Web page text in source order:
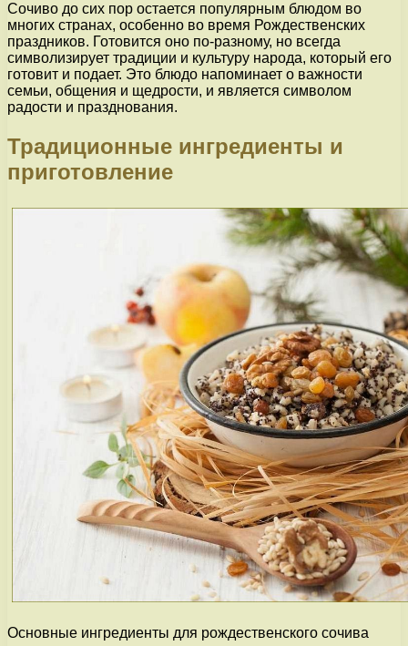
Сочиво до сих пор остается популярным блюдом во
многих странах, особенно во время Рождественских
праздников. Готовится оно по-разному, но всегда
символизирует традиции и культуру народа, который его
готовит и подает. Это блюдо напоминает о важности
семьи, общения и щедрости, и является символом
радости и празднования.
Традиционные ингредиенты и
приготовление
Основные ингредиенты для рождественского сочива